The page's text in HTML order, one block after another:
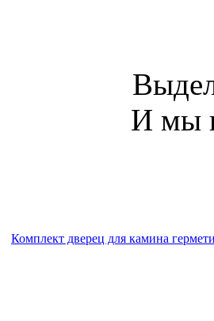
И мы
Комплект дверец для камина